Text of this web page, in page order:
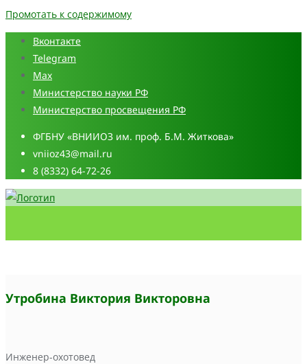
Промотать к содержимому
Вконтакте
Telegram
Max
Министерство науки РФ
Министерство просвещения РФ
ФГБНУ «ВНИИОЗ им. проф. Б.М. Житкова»
vniioz43@mail.ru
8 (8332) 64-72-26
Утробина Виктория Викторовна
Инженер-охотовед